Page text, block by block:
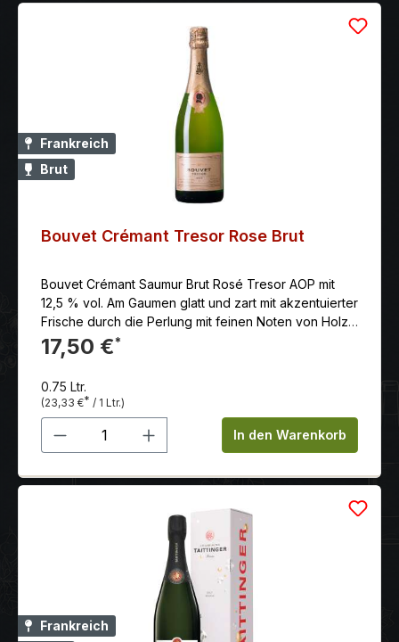
Frankreich
Brut
Bouvet Crémant Tresor Rose Brut
Bouvet Crémant Saumur Brut Rosé Tresor AOP mit
12,5 % vol. Am Gaumen glatt und zart mit akzentuierter
Frische durch die Perlung mit feinen Noten von Holz
und Lakritze. Frisch und zart perlend, wohlbalanciert
mit langem Finish.
17,50 €*
0.75 Ltr.
(23,33 €* / 1 Ltr.)
Produkt Anzahl: Gib denIn den Warenkorb
Frankreich